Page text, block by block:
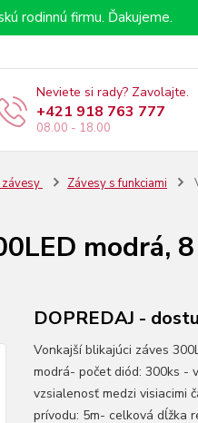
rodinnú firmu. Ďakujeme.
Neviete si rady? Zavolajte.
+421 918 763 777
08.00 - 18.00
závesy Závesy s funkciami
modrá,
DOPREDAJ -
Vonkajší blikajúci záves
modrá- počet diód: 300ks -
vzsialenosť medzi visiacimi
prívodu: 5m- celková dĺžka